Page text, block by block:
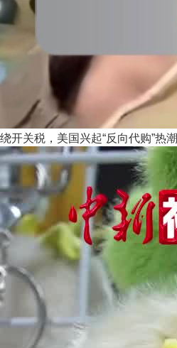
绕开关税，美国兴起“反向代购”热潮